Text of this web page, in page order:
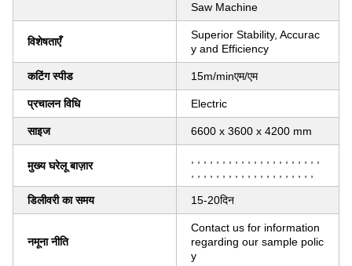
Saw Machine
विशेषताएँ
Superior Stability, Accurac
y and Efficiency
कटिंग स्पीड 15m/minएम/एम
प्रचालन विधि Electric
साइज 6600 x 3600 x 4200 mm
मुख्य घरेलू बाज़ार
डिलीवरी का समय 15-20दिन
नमूना नीति
Contact us for information
regarding our sample polic
y